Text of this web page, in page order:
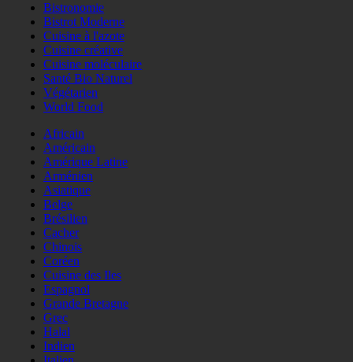
Bistronomie
Bistrot Moderne
Cuisine à l'azote
Cuisine créative
Cuisine moléculaire
Santé Bio Naturel
Végétarien
World Food
Africain
Américain
Amérique Latine
Arménien
Asiatique
Belge
Brésilien
Cacher
Chinois
Coréen
Cuisine des Iles
Espagnol
Grande Bretagne
Grec
Halal
Indien